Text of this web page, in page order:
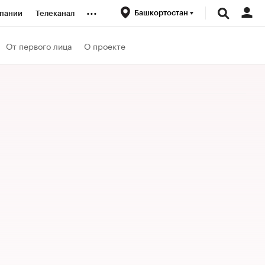
Телеканал ... Башкортостан
От первого лица О проекте